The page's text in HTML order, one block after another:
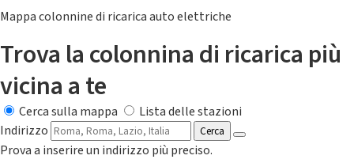
Mappa colonnine di ricarica auto elettriche
Trova la colonnina di ricarica più
vicina a te
Cerca sulla mappa
Lista delle stazioni
Indirizzo
Cerca
Prova a inserire un indirizzo più preciso.